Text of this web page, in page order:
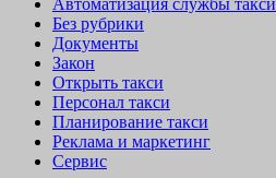
Без рубрики
Документы
Закон
Открыть такси
Персонал такси
Планирование такси
Реклама и маркетинг
Сервис